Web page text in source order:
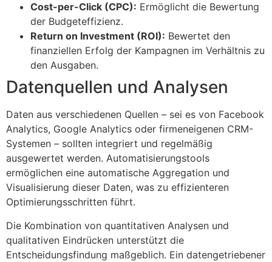
Cost-per-Click (CPC): Ermöglicht die Bewertung
der Budgeteffizienz.
Return on Investment (ROI): Bewertet den
finanziellen Erfolg der Kampagnen im Verhältnis zu
den Ausgaben.
Datenquellen und Analysen
Daten aus verschiedenen Quellen – sei es von Facebook
Analytics, Google Analytics oder firmeneigenen CRM-
Systemen – sollten integriert und regelmäßig
ausgewertet werden. Automatisierungstools
ermöglichen eine automatische Aggregation und
Visualisierung dieser Daten, was zu effizienteren
Optimierungsschritten führt.
Die Kombination von quantitativen Analysen und
qualitativen Eindrücken unterstützt die
Entscheidungsfindung maßgeblich. Ein datengetriebener